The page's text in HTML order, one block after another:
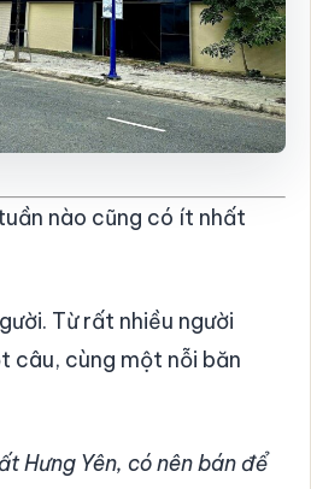
nào cũng có ít nhất
Từ rất nhiều người
câu, cùng một nỗi băn
Hưng Yên, có nên bán để